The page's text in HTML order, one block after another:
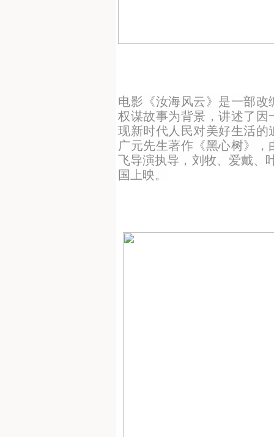
电影《汝海风云》是一部
权谋故事为背景，讲述了
现新时代人民对美好生活
广元先生著作《黑心树》
飞导演执导，刘牧、爱戴、
国上映。